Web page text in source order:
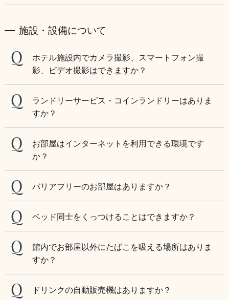
施設・設備について
ホテル施設内でカメラ撮影、スマートフォン撮
影、ビデオ撮影はできますか？
ランドリーサービス・コインランドリーはありま
すか？
お部屋はインターネットを利用できる環境です
か？
バリアフリーのお部屋はありますか？
ベッド同士をくっつけることはできますか？
館内でお部屋以外にたばこを吸える場所はありま
すか？
ドリンクの自動販売機はありますか？